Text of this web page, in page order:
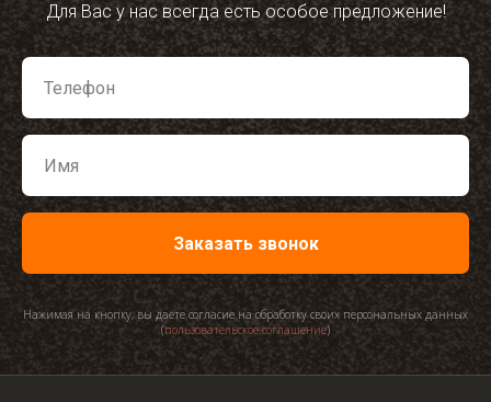
Для Вас у нас всегда есть особое предложение!
Заказать звонок
Нажимая на кнопку, вы даете согласие на обработку своих персональных данных
(пользовательское соглашение)